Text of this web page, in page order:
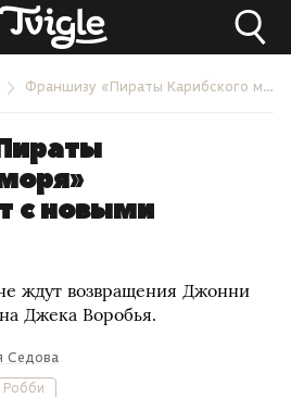
Франшизу «Пираты Карибского моря» перезапустят с новыми актёрами
с новыми
ждут возвращения Джонни
Джека Воробья.
Седова
Робби